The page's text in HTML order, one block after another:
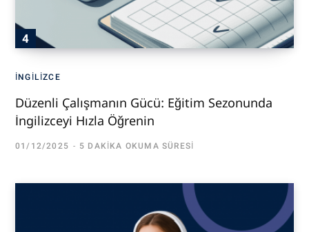
İNGILIZCE
Düzenli Çalışmanın Gücü: Eğitim Sezonunda
İngilizceyi Hızla Öğrenin
01/12/2025 5 DAKIKA OKUMA SÜRESI